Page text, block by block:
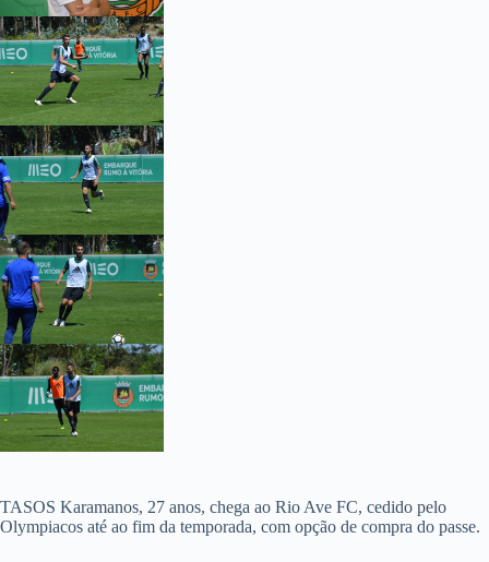
TASOS Karamanos, 27 anos, chega ao Rio Ave FC, cedido pelo
Olympiacos até ao fim da temporada, com opção de compra do passe.